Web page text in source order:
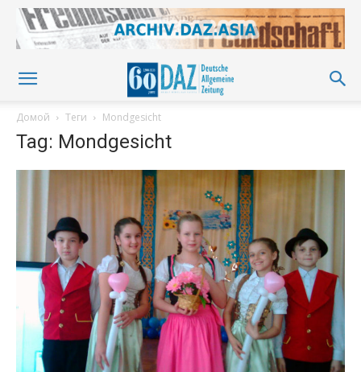
Домой Теги Mondgesicht
Tag: Mondgesicht